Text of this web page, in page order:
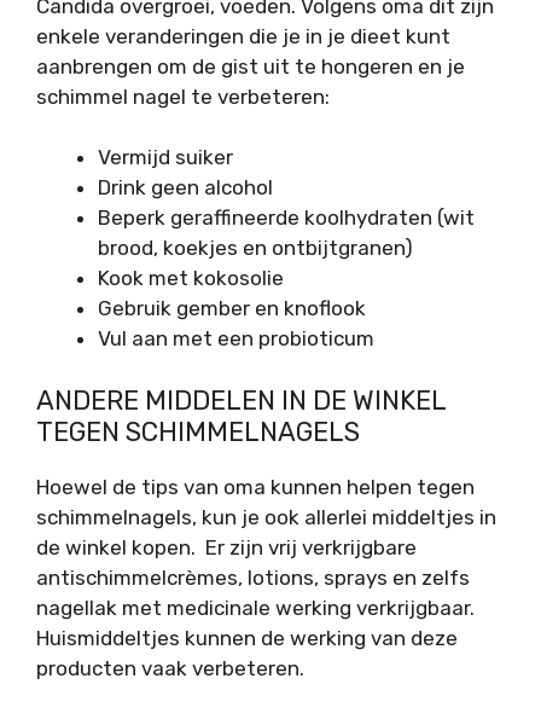
Candida overgroei, voeden. Volgens oma dit zijn
enkele veranderingen die je in je dieet kunt
aanbrengen om de gist uit te hongeren en je
schimmel nagel te verbeteren:
Vermijd suiker
Drink geen alcohol
Beperk geraffineerde koolhydraten (wit
brood, koekjes en ontbijtgranen)
Kook met kokosolie
Gebruik gember en knoflook
Vul aan met een probioticum
ANDERE MIDDELEN IN DE WINKEL
TEGEN SCHIMMELNAGELS
Hoewel de tips van oma kunnen helpen tegen
schimmelnagels, kun je ook allerlei middeltjes in
de winkel kopen. Er zijn vrij verkrijgbare
antischimmelcrèmes, lotions, sprays en zelfs
nagellak met medicinale werking verkrijgbaar.
Huismiddeltjes kunnen de werking van deze
producten vaak verbeteren.